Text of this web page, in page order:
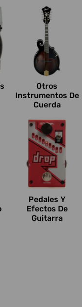
Otros
Instrumentos De
Cuerda
Pedales Y
Efectos De
Guitarra